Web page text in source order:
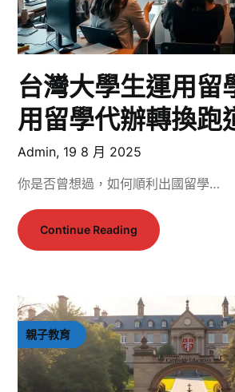
台灣大學生運用留
用留學代辦轉換跑
Admin, 19 8 月 2025
你是否曾想過，如何順利出國留學…
Continue Reading
親子教育